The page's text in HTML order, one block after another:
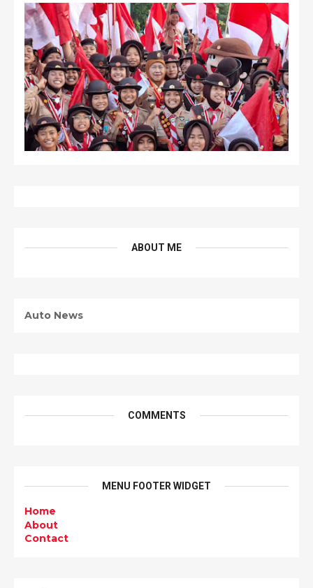
ABOUT ME
Auto News
COMMENTS
MENU FOOTER WIDGET
Home
About
Contact